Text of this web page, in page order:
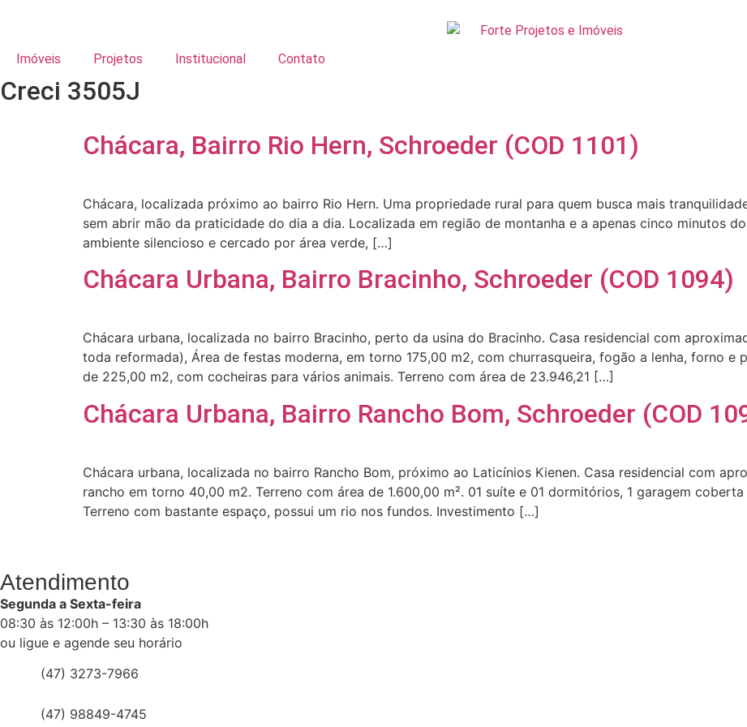
Imóveis Projetos Institucional Contato
Creci 3505J
Chácara, Bairro Rio Hern, Schroeder (COD 1101)
Chácara, localizada próximo ao bairro Rio Hern. Uma propriedade rural para quem busca mais
sem abrir mão da praticidade do dia a dia. Localizada em região de montanha e a apenas cinco minutos
ambiente silencioso e cercado por área verde, […]
Chácara Urbana, Bairro Bracinho, Schroeder (COD 1094)
Chácara urbana, localizada no bairro Bracinho, perto da usina do Bracinho. Casa residencial com
toda reformada), Área de festas moderna, em torno 175,00 m2, com churrasqueira, fogão a lenha, forno e
de 225,00 m2, com cocheiras para vários animais. Terreno com área de 23.946,21 […]
Chácara Urbana, Bairro Rancho Bom, Schroeder (COD
Chácara urbana, localizada no bairro Rancho Bom, próximo ao Laticínios Kienen. Casa residencial com
rancho em torno 40,00 m2. Terreno com área de 1.600,00 m². 01 suíte e 01 dormitórios, 1 garagem
Terreno com bastante espaço, possui um rio nos fundos. Investimento […]
Atendimento
Segunda a Sexta-feira
08:30 às 12:00h – 13:30 às 18:00h
ou ligue e agende seu horário
(47) 3273-7966
(47) 98849-4745